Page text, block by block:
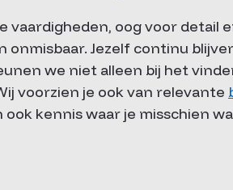
vaardigheden, oog voor detail
Jezelf continu
we niet alleen bij het
voorzien je ook van relevante
kennis waar je misschien